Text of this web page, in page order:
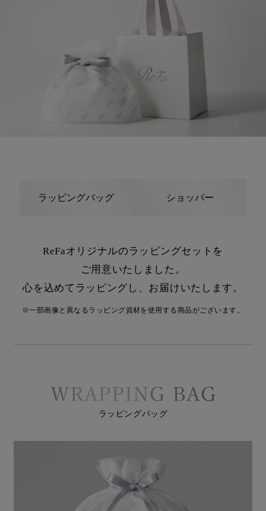
ラッピングバッグ ショッパー
ReFaオリジナルのラッピングセットを
ご用意いたしました。
心を込めてラッピングし、お届けいたします。
※一部画像と異なるラッピング資材を使用する商品がございます。
ラッピングバッグ